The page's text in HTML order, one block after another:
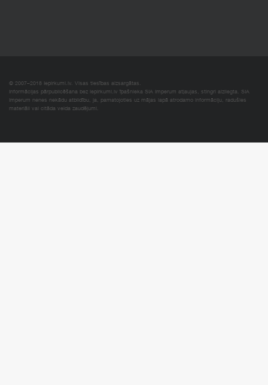
© 2007–2018 Iepirkumi.lv. Visas tiesības aizsargātas.
Informācijas pārpublicēšana bez iepirkumi.lv īpašnieka SIA Imperum atļaujas, stingri aizliegta. SIA
Imperum nenes nekādu atbildību, ja, pamatojoties uz mājas lapā atrodamo informāciju, radušies
materiāli vai citāda veida zaudējumi.